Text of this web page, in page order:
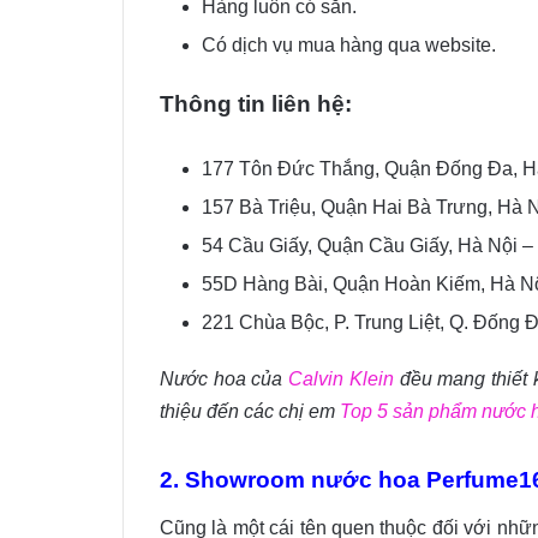
Hàng luôn có sẵn.
Có dịch vụ mua hàng qua website.
Thông tin liên hệ:
177 Tôn Đức Thắng, Quận Đống Đa,
157 Bà Triệu, Quận Hai Bà Trưng, Hà
54 Cầu Giấy, Quận Cầu Giấy, Hà Nội
55D Hàng Bài, Quận Hoàn Kiếm, Hà
221 Chùa Bộc, P. Trung Liệt, Q. Đống
Nước hoa của Calvin Kleinđều mang thiết
thiệu đến các chị em Top 5 sản phẩm nước
2. Showroom nước hoa
Cũng là một cái tên quen thuộc đối với